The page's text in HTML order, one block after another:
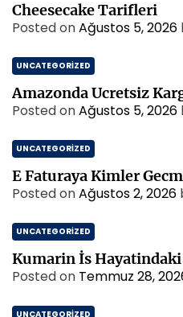
Cheesecake Tarifleri
Posted onAğustos 5, 2026
UNCATEGORIZED
Amazonda Ucretsiz
Posted onAğustos 5, 2026
UNCATEGORIZED
E Faturaya Kimler
Posted onAğustos 2, 2026
UNCATEGORIZED
Kumarin İs
Posted on Temmuz 28,
UNCATEGORIZED